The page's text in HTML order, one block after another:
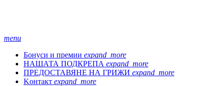
menu
Бонуси и премии expand_more
НАШАТА ПОДКРЕПА expand_more
ПРЕДОСТАВЯНЕ НА ГРИЖИ expand_more
Kонтакт expand_more